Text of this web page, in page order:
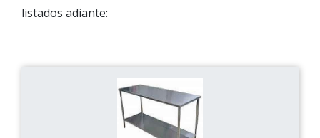
listados adiante: